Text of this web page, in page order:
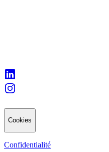
Cookies
Confidentialité